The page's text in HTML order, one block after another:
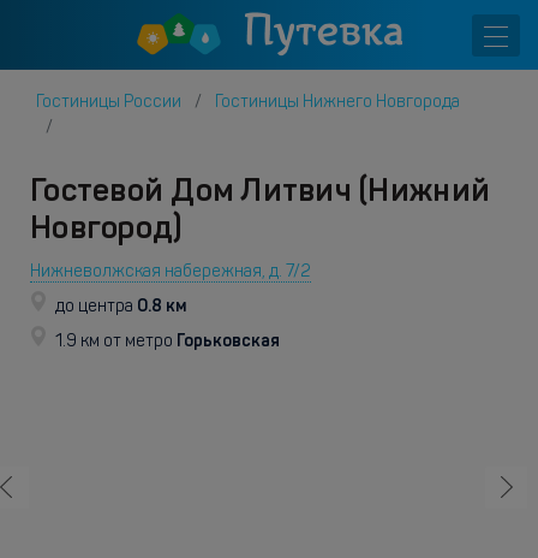
Гостиницы России Гостиницы Нижнего Новгорода
Гостевой Дом Литвич (Нижний
Новгород)
Нижневолжская набережная, д. 7/2
до центра 0.8 км
1.9 км от метро Горьковская